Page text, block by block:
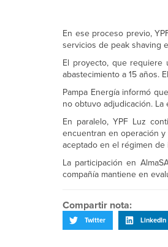
En ese proceso previo,
servicios de peak shaving
El proyecto, que requiere
abastecimiento a 15 años.
Pampa Energía informó
no obtuvo adjudicación.
En paralelo, YPF Luz
encuentran en operación
aceptado en el régimen
La participación en
compañía mantiene en
Compartir nota:
Twitter LinkedIn